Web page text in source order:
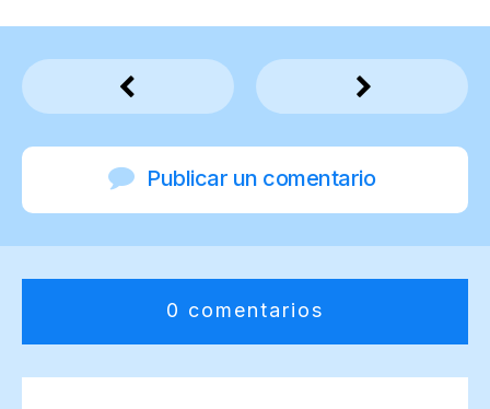
Publicar un comentario
0 comentarios